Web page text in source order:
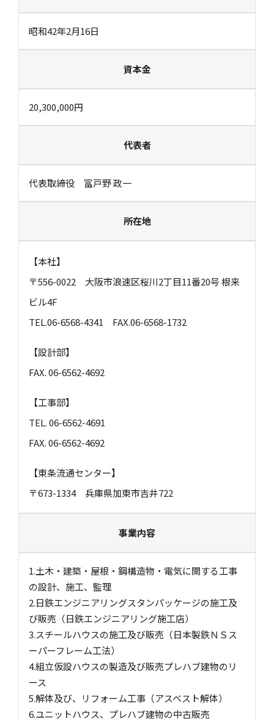
昭和42年2月16日
資本金
20,300,000円
代表者
代表取締役 冨戸野 政一
所在地
【本社】
〒556-0022 大阪市浪速区桜川2丁目11番20号 根来
ビル4F
TEL.06-6568-4341 FAX.06-6568-1732
【設計部】
FAX. 06-6562-4692
【工事部】
TEL. 06-6562-4691
FAX. 06-6562-4692
【東条流通センター】
〒673-1334 兵庫県加東市吉井722
事業内容
1.土木・建築・屋根・鋼構造物・電気に関する工事
の設計、施工、監理
2.日鉄エンジニアリングスタンパッケージの施工及
び販売（日鉄エンジニアリング施工店）
3.スチールハウスの施工及び販売（日本製鉄ＮＳス
ーパーフレーム工法）
4.組立仮設ハウスの製造及び販売プレハブ建物のリ
ース
5.解体及び、リフォーム工事（アスベスト解体）
6.ユニットハウス、プレハブ建物の中古販売